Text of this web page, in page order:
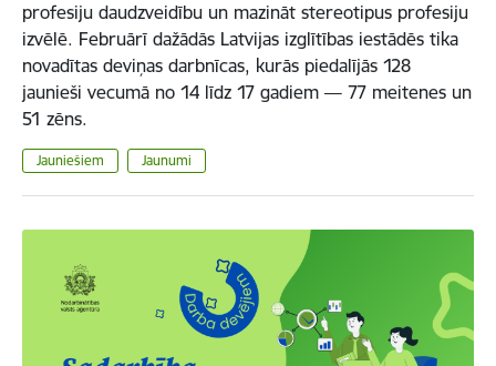
profesiju daudzveidību un mazināt stereotipus profesiju
izvēlē. Februārī dažādās Latvijas izglītības iestādēs tika
novadītas deviņas darbnīcas, kurās piedalījās 128
jaunieši vecumā no 14 līdz 17 gadiem — 77 meitenes un
51 zēns.
Jauniešiem Jaunumi